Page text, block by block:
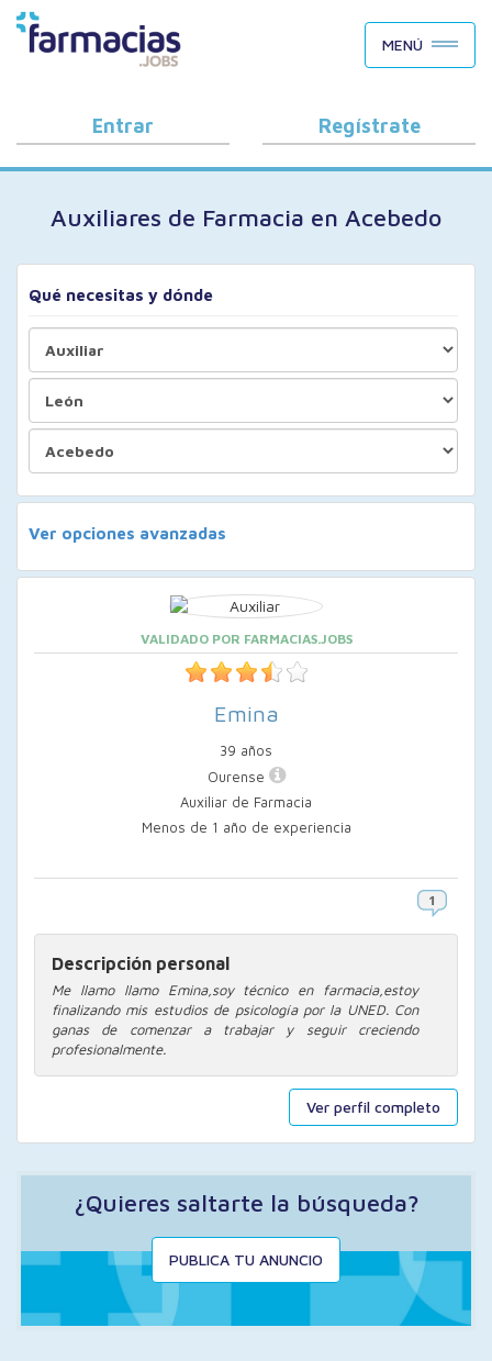
BUSCAR CANDIDATOS
OFERTAS DE EMPLEO
COMO FUNCIONA
PORQUÉ FARMACIAS.JOBS
BLOG
MENÚ
Entrar Regístrate
Auxiliares de Farmacia en Acebedo
Qué necesitas y dónde
Ver opciones avanzadas
Ver perfil completo
VALIDADO POR FARMACIAS.JOBS
Emina
39 años
Ourense
Auxiliar de Farmacia
Menos de 1 año de experiencia
Descripción personal
Me llamo llamo Emina,soy técnico en farmacia,estoy
finalizando mis estudios de psicología por la UNED. Con
ganas de comenzar a trabajar y seguir creciendo
profesionalmente.
¿Quieres saltarte la búsqueda?
PUBLICA TU ANUNCIO